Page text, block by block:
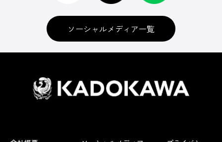
ソーシャルメディア一覧